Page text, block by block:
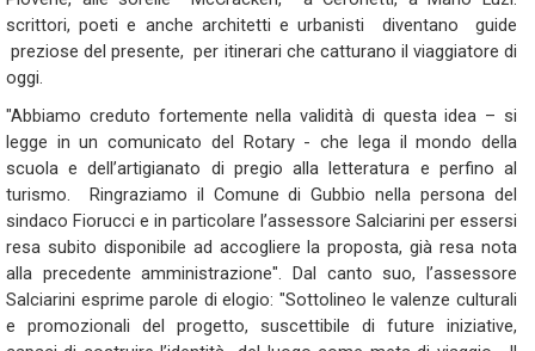
scrittori, poeti e anche architetti e urbanisti diventano guide
preziose del presente, per itinerari che catturano il viaggiatore di
oggi.
"Abbiamo creduto fortemente nella validità di questa idea – si
legge in un comunicato del Rotary - che lega il mondo della
scuola e dell’artigianato di pregio alla letteratura e perfino al
turismo. Ringraziamo il Comune di Gubbio nella persona del
sindaco Fiorucci e in particolare l’assessore Salciarini per essersi
resa subito disponibile ad accogliere la proposta, già resa nota
alla precedente amministrazione". Dal canto suo, l’assessore
Salciarini esprime parole di elogio: "Sottolineo le valenze culturali
e promozionali del progetto, suscettibile di future iniziative,